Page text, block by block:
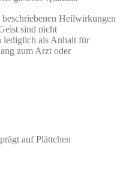
Heilwirkungen
sind nicht
lediglich als Anhalt für
zum Arzt oder
auf Plättchen